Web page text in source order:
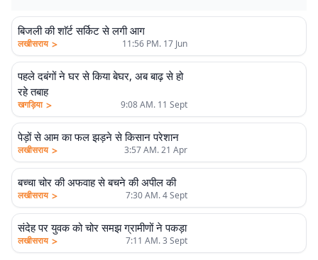
बिजली की शाॅर्ट सर्किट से लगी आग
लखीसराय > 11:56 PM. 17 Jun
पहले दबंगों ने घर से किया बेघर, अब बाढ़ से हो
रहे तबाह
खगड़िया > 9:08 AM. 11 Sept
पेड़ों से आम का फल झड़ने से किसान परेशान
लखीसराय > 3:57 AM. 21 Apr
बच्चा चोर की अफवाह से बचने की अपील की
लखीसराय > 7:30 AM. 4 Sept
संदेह पर युवक को चोर समझ ग्रामीणों ने पकड़ा
लखीसराय > 7:11 AM. 3 Sept